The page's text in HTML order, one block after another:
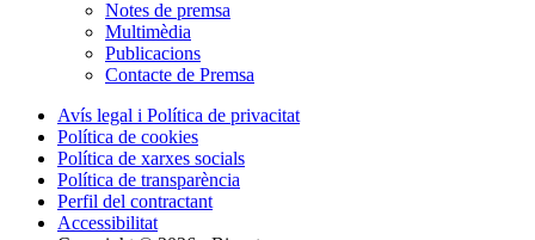
Notes de premsa
Multimèdia
Publicacions
Contacte de Premsa
Avís legal i Política de privacitat
Política de cookies
Política de xarxes socials
Política de transparència
Perfil del contractant
Accessibilitat